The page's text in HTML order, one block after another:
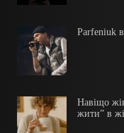
Parfeniuk
Навіщо
жити” в